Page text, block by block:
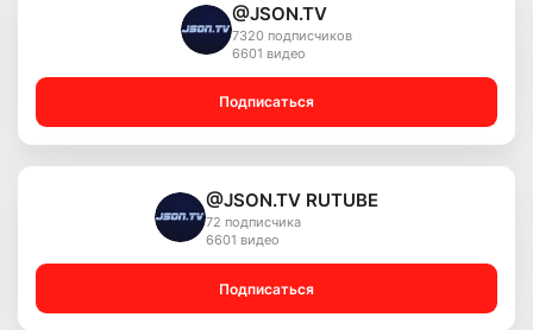
@JSON.TV
7320 подписчиков
6601 видео
Подписаться
@JSON.TV RUTUBE
72 подписчика
6601 видео
Подписаться